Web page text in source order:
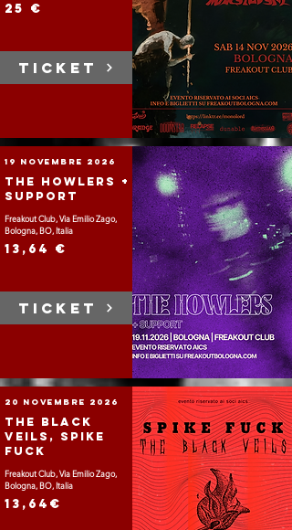
25 €
TICKET
19 novembre 2026
The Howlers +
Support
Freakout Club, Via Emilio Zago,
Bologna, BO, Italia
13,64 €
TICKET
20 novembre 2026
The Black
Veils, Spike
Fuck
Freakout Club, Via Emilio Zago,
Bologna, BO, Italia
13,64€